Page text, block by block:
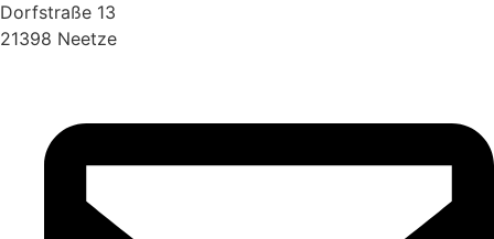
Dorfstraße 13
21398 Neetze